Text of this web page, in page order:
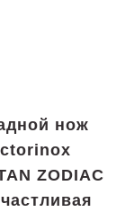
нож
ZODIAC